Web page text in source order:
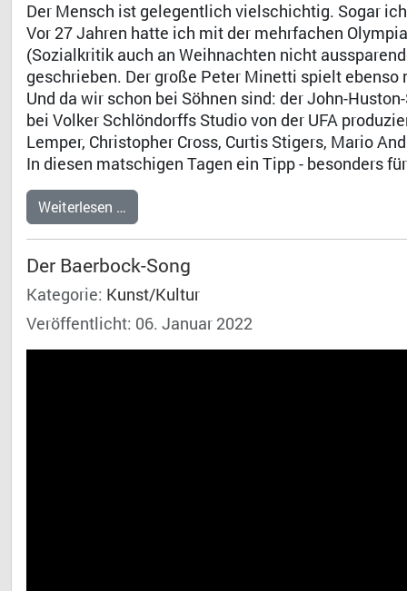
Der Mensch ist gelegentlich vielschichtig. Sogar
Vor 27 Jahren hatte ich mit der mehrfachen
(Sozialkritik auch an Weihnachten nicht
geschrieben. Der große Peter Minetti spielt
Und da wir schon bei Söhnen sind: der John-
bei Volker Schlöndorffs Studio von der UFA
Lemper, Christopher Cross, Curtis Stigers, Mario
In diesen matschigen Tagen ein Tipp - besonders
Weiterlesen …
Der Baerbock-Song
Kategorie: Kunst/Kultur
Veröffentlicht: 06. Januar 2022